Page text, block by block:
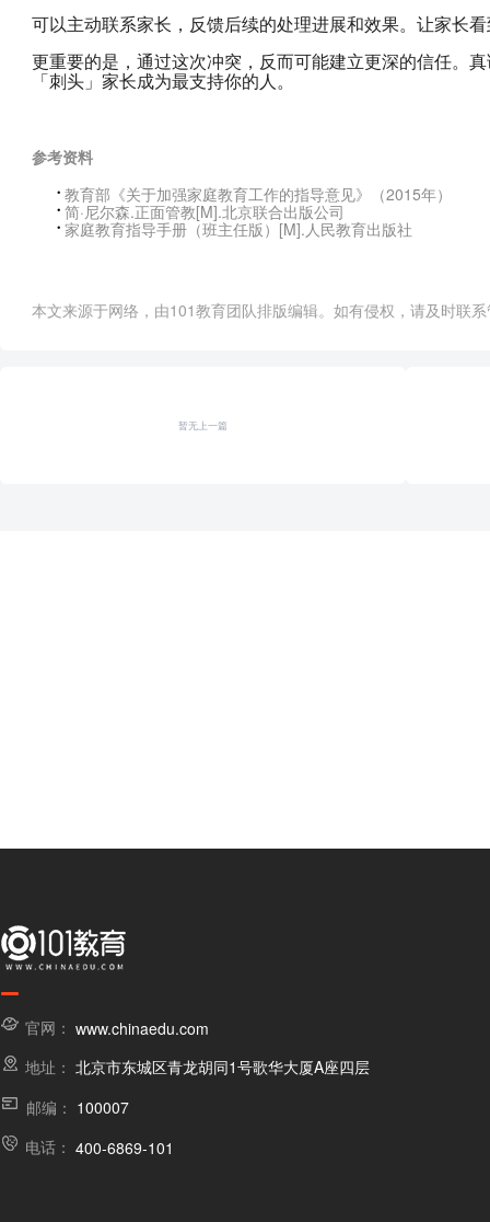
可以主动联系家长，反馈后续的处理进展和效果。让家长
更重要的是，通过这次冲突，反而可能建立更深的信任。
「刺头」家长成为最支持你的人。
参考资料
教育部《关于加强家庭教育工作的指导意见》（2015年）
简·尼尔森.正面管教[M].北京联合出版公司
家庭教育指导手册（班主任版）[M].人民教育出版社
本文来源于网络，由101教育团队排版编辑。如有侵权，请及时联
暂无上一篇
官网： www.chinaedu.com
地址： 北京市东城区青龙胡同1号歌华大厦A座四层
邮编： 100007
电话： 400-6869-101